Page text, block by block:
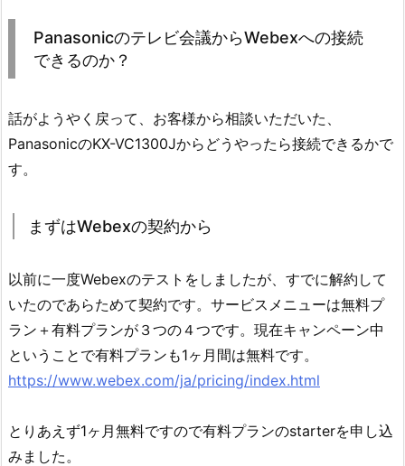
Panasonicのテレビ会議からWebexへの接続
できるのか？
話がようやく戻って、お客様から相談いただいた、
PanasonicのKX-VC1300Jからどうやったら接続できるかで
す。
まずはWebexの契約から
以前に一度Webexのテストをしましたが、すでに解約して
いたのであらためて契約です。サービスメニューは無料プ
ラン＋有料プランが３つの４つです。現在キャンペーン中
ということで有料プランも1ヶ月間は無料です。
https://www.webex.com/ja/pricing/index.html
とりあえず1ヶ月無料ですので有料プランのstarterを申し込
みました。